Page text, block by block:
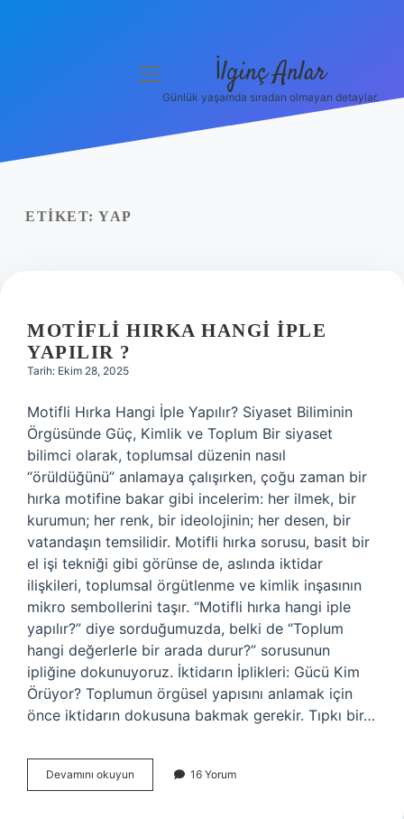
Yasal Uyarı
menüyü
İlginç Anlar
Günlük yaşamda sıradan olmayan detaylar.
ETIKET: YAP
MOTIFLI HIRKA HANGI IPLE
YAPILIR ?
Tarih: Ekim 28, 2025
Motifli Hırka Hangi İple Yapılır? Siyaset Biliminin
Örgüsünde Güç, Kimlik ve Toplum Bir siyaset
bilimci olarak, toplumsal düzenin nasıl
“örüldüğünü” anlamaya çalışırken, çoğu zaman bir
hırka motifine bakar gibi incelerim: her ilmek, bir
kurumun; her renk, bir ideolojinin; her desen, bir
vatandaşın temsilidir. Motifli hırka sorusu, basit bir
el işi tekniği gibi görünse de, aslında iktidar
ilişkileri, toplumsal örgütlenme ve kimlik inşasının
mikro sembollerini taşır. “Motifli hırka hangi iple
yapılır?” diye sorduğumuzda, belki de “Toplum
hangi değerlerle bir arada durur?” sorusunun
ipliğine dokunuyoruz. İktidarın İplikleri: Gücü Kim
Örüyor? Toplumun örgüsel yapısını anlamak için
önce iktidarın dokusuna bakmak gerekir. Tıpkı bir…
Devamını okuyun
hırka
16 Yorum